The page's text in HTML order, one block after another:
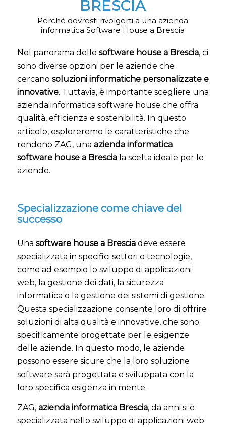
BRESCIA
Perché dovresti rivolgerti a una azienda
informatica Software House a Brescia
Nel panorama delle software house a Brescia, ci
sono diverse opzioni per le aziende che
cercano soluzioni informatiche personalizzate e
innovative. Tuttavia, è importante scegliere una
azienda informatica software house che offra
qualità, efficienza e sostenibilità. In questo
articolo, esploreremo le caratteristiche che
rendono ZAG, una azienda informatica
software house a Bresciala scelta ideale per le
aziende.
Specializzazione come chiave del
successo
Una software house a Bresciadeve essere
specializzata in specifici settori o tecnologie,
come ad esempio lo sviluppo di applicazioni
web, la gestione dei dati, la sicurezza
informatica o la gestione dei sistemi di gestione.
Questa specializzazione consente loro di offrire
soluzioni di alta qualità e innovative, che sono
specificamente progettate per le esigenze
delle aziende. In questo modo, le aziende
possono essere sicure che la loro soluzione
software sarà progettata e sviluppata con la
loro specifica esigenza in mente.
ZAG, azienda informatica Brescia, da anni si è
specializzata nello sviluppo di applicazioni web